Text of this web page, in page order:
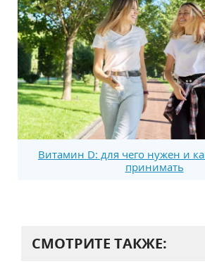
Витамин D: для чего нужен и
принимать
СМОТРИТЕ ТАКЖЕ: